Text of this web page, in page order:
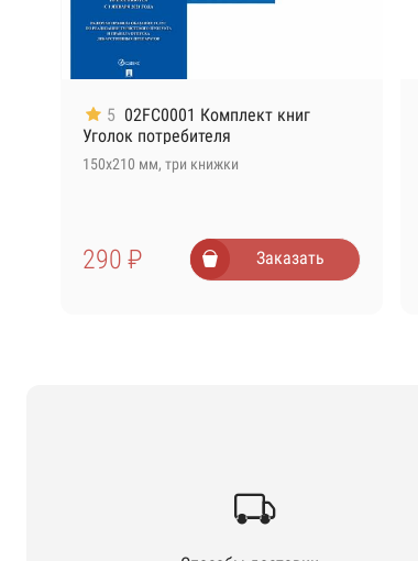
5 02FC0001 Комплект книг
Уголок потребителя
150х210 мм, три книжки
290 ₽ Заказать